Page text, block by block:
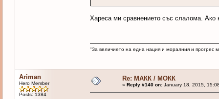
Хареса ми сравнението със слалома. Ако
"За величието на една нация и моралния и прогрес
Ariman
Hero Member
Posts: 1384
Re: МАКК / МОКК
« Reply #140 on:January 18, 2015,